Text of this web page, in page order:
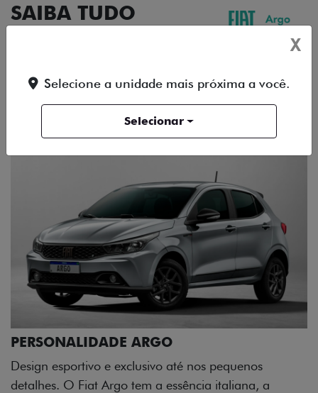
SAIBA TUDO
nos pequenos
italiana, a
X
Selecione a unidade mais próxima a você.
Selecionar